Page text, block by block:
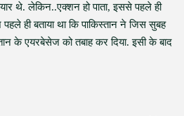
थे. लेकिन..एक्शन हो पाता, इससे पहले ही
ही बताया था कि पाकिस्तान ने जिस सुबह
के एयरबेसेज को तबाह कर दिया. इसी के बाद